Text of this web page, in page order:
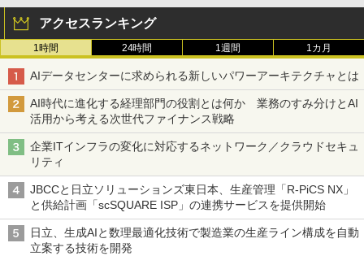
アクセスランキング
1時間 24時間 1週間 1カ月
AIデータセンターに求められる新しいパワーアーキテクチャとは
AI時代に進化する経理部門の役割とは何か 業務のすみ分けとAI
活用から考える次世代ファイナンス戦略
企業ITインフラの変化に対応するネットワーク／クラウドセキュ
リティ
JBCCと日立ソリューションズ東日本、生産管理「R-PiCS NX」
と供給計画「scSQUARE ISP」の連携サービスを提供開始
日立、生成AIと数理最適化技術で製造業の生産ライン構成を自動
立案する技術を開発